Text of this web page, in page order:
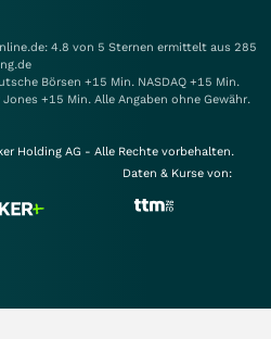
4.8 von 5 Sternen ermittelt aus 285
Börsen +15 Min. NASDAQ +15 Min.
+15 Min. Alle Angaben ohne Gewähr.
Holding AG - Alle Rechte vorbehalten.
Daten & Kurse von: